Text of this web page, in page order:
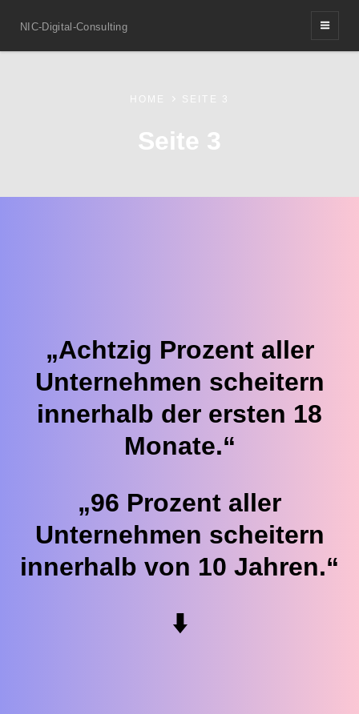
NIC-Digital-Consulting
HOME SEITE 3
Seite 3
„Achtzig Prozent aller
Unternehmen scheitern
innerhalb der ersten 18
Monate.“
„96 Prozent aller
Unternehmen scheitern
innerhalb von 10 Jahren.“
⬇️